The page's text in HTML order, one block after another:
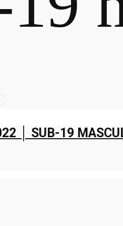
│ SUB-19